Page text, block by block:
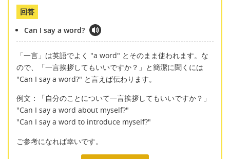
回答
Can I say a word?
「一言」は英語でよく "a word" とそのまま使われます。な
ので、「一言挨拶してもいいですか？」と簡潔に聞くには
"Can I say a word?" と言えば伝わります。
例文：「自分のことについて一言挨拶してもいいですか？」
"Can I say a word about myself?"
"Can I say a word to introduce myself?"
ご参考になれば幸いです。